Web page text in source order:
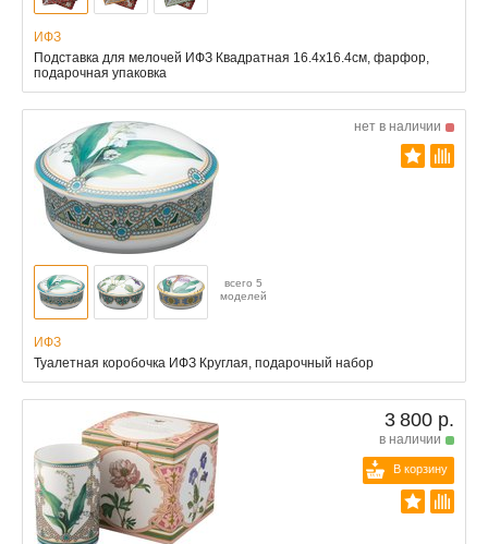
ИФЗ
Подставка для мелочей ИФЗ Квадратная 16.4x16.4см, фарфор,
подарочная упаковка
нет в наличии
всего 5
моделей
ИФЗ
Туалетная коробочка ИФЗ Круглая, подарочный набор
3 800 р.
в наличии
В корзину